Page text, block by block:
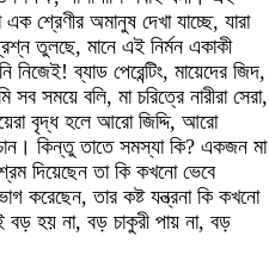
শ্রেণীর অমানুষ দেখা যাচ্ছে, যারা
তুলছে, মানে এই নির্মন একাকী
ব্যাড পেরেন্টিং, মায়েদের জিদ,
সময়ে বলি, মা চরিত্রে নারীরা সেরা,
বৃদ্ধ হলে আরো জিদ্দি, আরো
কিন্তু তাতে সমস্যা কি? একজন মা
দিয়েছেন তা কি কখনো ভেবে
করেছেন, তার কষ্ট যন্ত্রনা কি কখনো
হয় না, বড় চাকুরী পায় না, বড়